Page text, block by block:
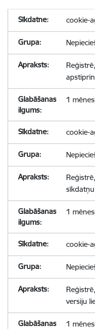
cookie-
1
cookie-
1
cookie-
versiju
1